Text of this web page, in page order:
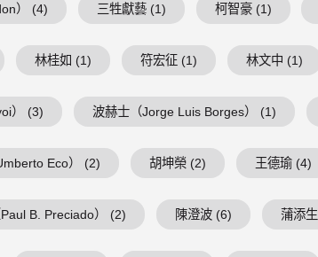
） (4) 三牲獻藝 (1) 柯智豪 (1)
林桂如 (1) 符宏征 (1) 林文中 (1)
） (3) 波赫士（Jorge Luis Borges） (1)
Eco） (2) 胡坤榮 (2) 王德瑜 (4)
B. Preciado） (2) 陳澄波 (6) 蒲添